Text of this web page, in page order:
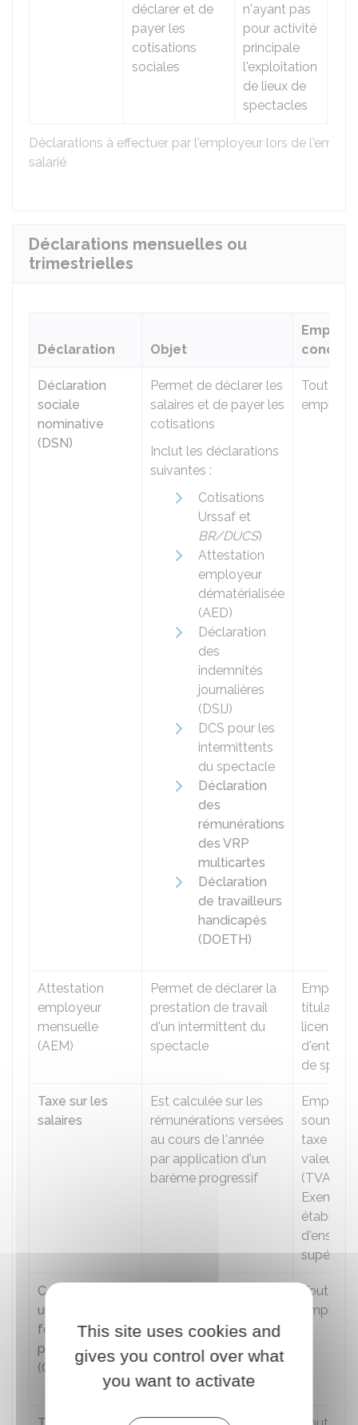
Déclarations à effectuer par l'employeur lors de
salarié
déclarer et de
payer les
cotisations
sociales
n'ayant pas
pour activité
principale
l'exploitation
de lieux de
spectacles
Déclarations mensuelles ou
trimestrielles
Déclaration Objet
Déclaration
sociale
nominative
(DSN)
Permet de déclarer les
salaires et de payer les
cotisations
Inclut les déclarations
suivantes :
Cotisations
Urssaf et
BR/DUCS)
Attestation
employeur
dématérialisée
(AED)
Déclaration
des
indemnités
journalières
(DSIJ)
DCS pour les
intermittents
du spectacle
Déclaration
des
rémunérations
des VRP
multicartes
Déclaration
de travailleurs
handicapés
(DOETH)
Tout
Attestation
employeur
mensuelle
(AEM)
Permet de déclarer la
prestation de travail
d'un intermittent du
spectacle
titulaire
licence
de
Taxe sur les
salaires
Est calculée sur les
rémunérations versées
au cours de l'année
par application d'un
barème progressif
soumis à
taxe sur
valeur
(TVA).
Exemple
supérieur
Contribution
unique à la
formation
professionnelle
(CFP)
de formation continue
du personnel de
demandeurs d'emploi
Tout
This site uses cookies and
gives you control over what
you want to activate